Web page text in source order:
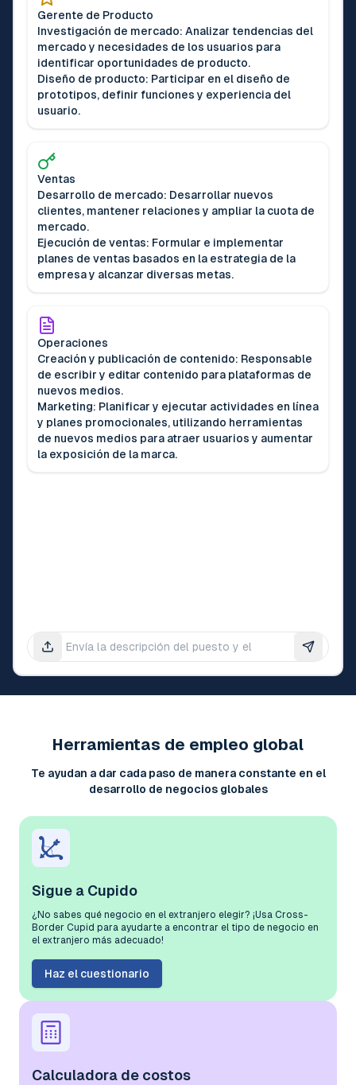
Gerente de Producto
Investigación de mercado: Analizar tendencias del
mercado y necesidades de los usuarios para
identificar oportunidades de producto.
Diseño de producto: Participar en el diseño de
prototipos, definir funciones y experiencia del
usuario.
Ventas
Desarrollo de mercado: Desarrollar nuevos
clientes, mantener relaciones y ampliar la cuota de
mercado.
Ejecución de ventas: Formular e implementar
planes de ventas basados en la estrategia de la
empresa y alcanzar diversas metas.
Operaciones
Creación y publicación de contenido: Responsable
de escribir y editar contenido para plataformas de
nuevos medios.
Marketing: Planificar y ejecutar actividades en línea
y planes promocionales, utilizando herramientas
de nuevos medios para atraer usuarios y aumentar
la exposición de la marca.
Herramientas de empleo global
Te ayudan a dar cada paso de manera constante en el
desarrollo de negocios globales
Sigue a Cupido
¿No sabes qué negocio en el extranjero elegir? ¡Usa Cross-
Border Cupid para ayudarte a encontrar el tipo de negocio en
el extranjero más adecuado!
Haz el cuestionario
Calculadora de costos